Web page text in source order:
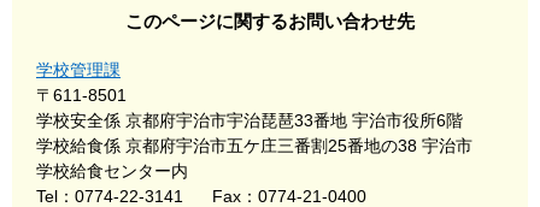
このページに関するお問い合わせ先
学校管理課
〒611-8501
学校安全係 京都府宇治市宇治琵琶33番地 宇治市役所6階
学校給食係 京都府宇治市五ケ庄三番割25番地の38 宇治市
学校給食センター内
Tel：0774-22-3141
Fax：0774-21-0400